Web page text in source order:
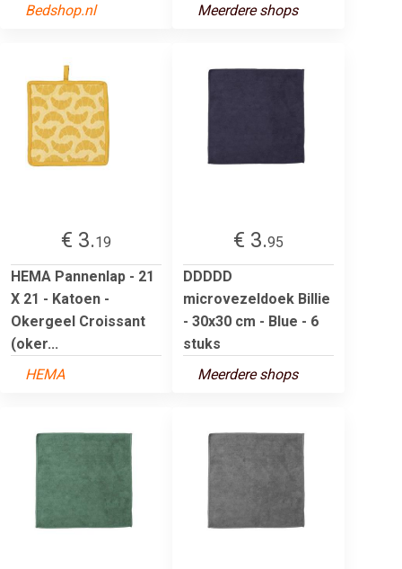
Bedshop.nl Meerdere shops
€ 3.19
HEMA Pannenlap - 21
X 21 - Katoen -
Okergeel Croissant
(oker...
HEMA
€ 3.95
DDDDD
microvezeldoek Billie
- 30x30 cm - Blue - 6
stuks
Meerdere shops